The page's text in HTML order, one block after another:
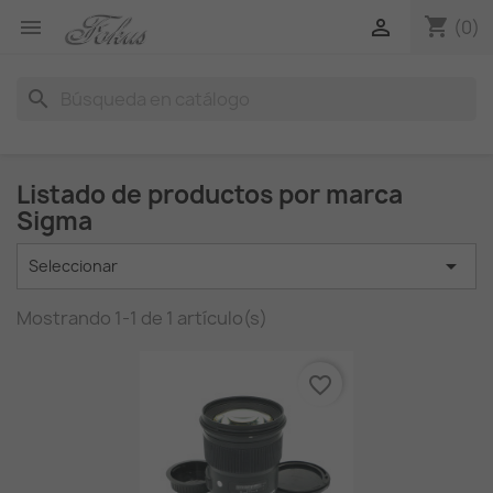
 shopping_cart (0)

search
Listado de productos por marca
Sigma
Seleccionar 
Mostrando 1-1 de 1 artículo(s)
favorite_border